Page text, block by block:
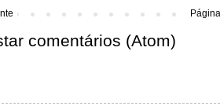
comentários (Atom)